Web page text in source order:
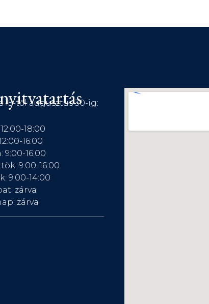
15-től augusztus 30-ig:
18:00
16:00
9:00-16:00
9:00-16:00
9:00-14:00
zárva
zárva